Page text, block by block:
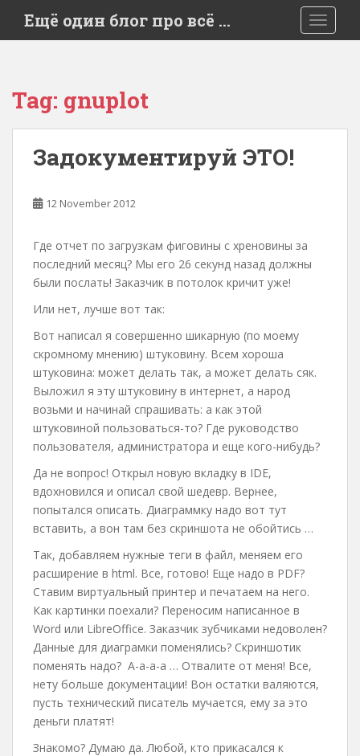
i
Ещё один блог про всё …
Tag: gnuplot
Задокументируй ЭТО!
12 November 2012
Где отчет по загрузкам фиговины с хреновины за
последний месяц? Мы его 26 секунд назад должны
были послать! Заказчик в потолок кричит уже!
Или нет, лучше вот так:
Вот написал я совершенно шикарную (по моему
скромному мнению) штуковину. Всем хороша
штуковина: может делать так, а может делать сяк.
Выложил я эту штуковину в интернет, а народ
возьми и начинай спрашивать: а как этой
штуковиной пользоваться-то? Где руководство
пользователя, администратора и еще кого-нибудь?
Да не вопрос! Открыл новую вкладку в IDE,
вдохновился и описал свой шедевр. Вернее,
попытался описать. Диаграммку надо вот тут
вставить, а вон там без скриншота не обойтись …
Так, добавляем нужные теги в файл, меняем его
расширение в html. Все, готово! Еще надо в PDF?
Ставим виртуальный принтер и печатаем на него.
Как картинки поехали? Переносим написанное в
Word или LibreOffice. Заказчик зубчиками недоволен?
Данные для диаграмки поменялись? Скриншотик
поменять надо? А-а-а-а … Отвалите от меня! Все,
нету больше документации! Вон остатки валяются,
пусть технический писатель мучается, ему за это
деньги платят!
Знакомо? Думаю да. Любой, кто прикасался к